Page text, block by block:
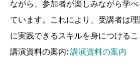
ながら、参加者が楽しみながら学
ています。これにより、受講者は
に実践できるスキルを身につけるこ
講演資料の案内: 講演資料の案内